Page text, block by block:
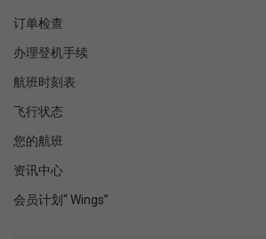
订单检查
办理登机手续
航班时刻表
飞行状态
您的航班
资讯中心
会员计划“ Wings”